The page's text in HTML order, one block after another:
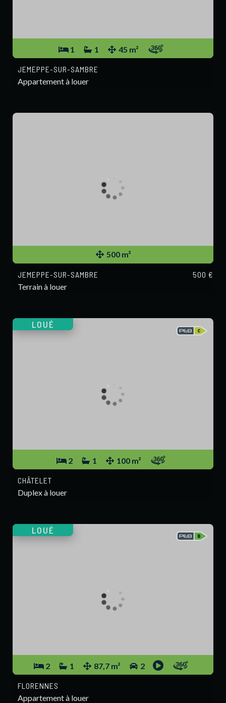
1 1 45 m²
JEMEPPE-SUR-SAMBRE
Appartement à louer
500 m²
JEMEPPE-SUR-SAMBRE
Terrain à louer
500 €
2 1 100 m²
LOUÉ
CHÂTELET
Duplex à louer
2 1 87,7 m² 2
LOUÉ
FLORENNES
Appartement à louer